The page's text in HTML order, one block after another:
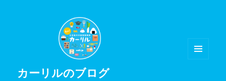
カーリルのブログ